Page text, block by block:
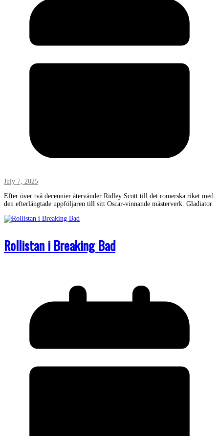
July 7, 2025
Efter över två decennier återvänder Ridley Scott till det romerska riket med
den efterlängtade uppföljaren till sitt Oscar-vinnande mästerverk. Gladiator
Rollistan i Breaking Bad